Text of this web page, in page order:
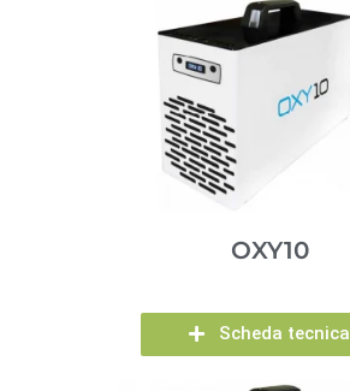
OXY10
Scheda tecnica